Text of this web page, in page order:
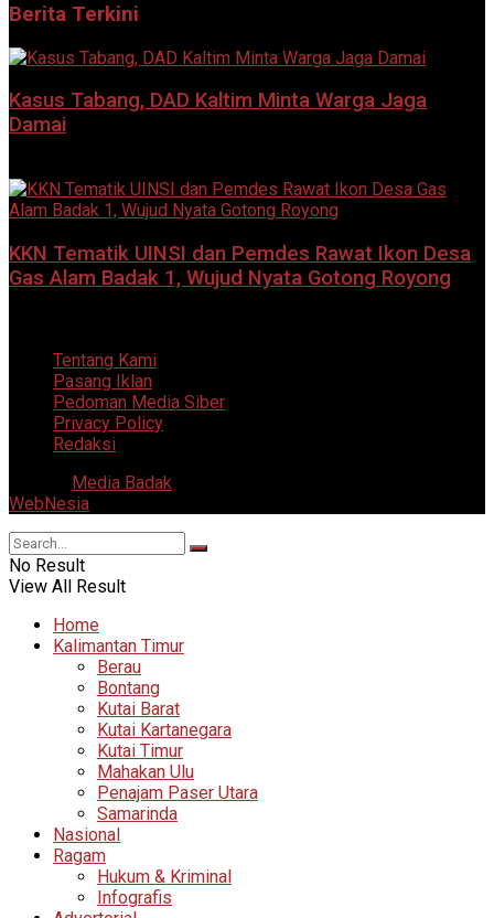
Berita Terkini
Kasus Tabang, DAD Kaltim Minta Warga Jaga
Damai
KKN Tematik UINSI dan Pemdes Rawat Ikon Desa
Gas Alam Badak 1, Wujud Nyata Gotong Royong
Tentang Kami
Pasang Iklan
Pedoman Media Siber
Privacy Policy
Redaksi
Media Badak
WebNesia
No Result
View All Result
Home
Kalimantan Timur
Berau
Bontang
Kutai Barat
Kutai Kartanegara
Kutai Timur
Mahakan Ulu
Penajam Paser Utara
Samarinda
Nasional
Ragam
Hukum & Kriminal
Infografis